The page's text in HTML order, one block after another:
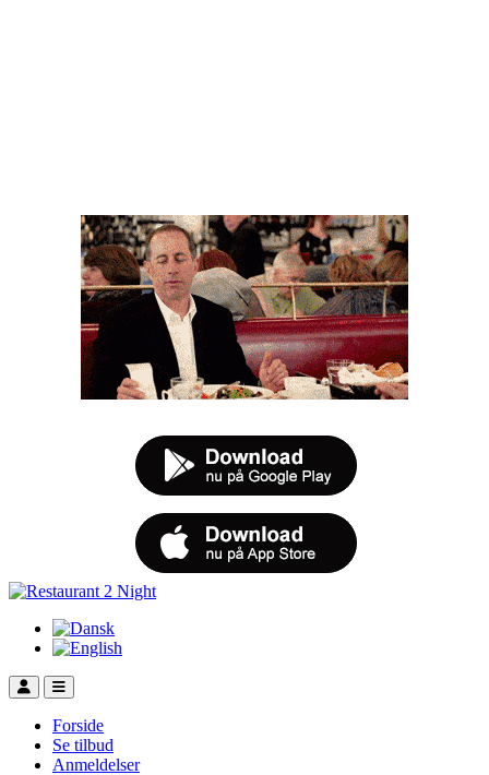
Forside
Se tilbud
Anmeldelser